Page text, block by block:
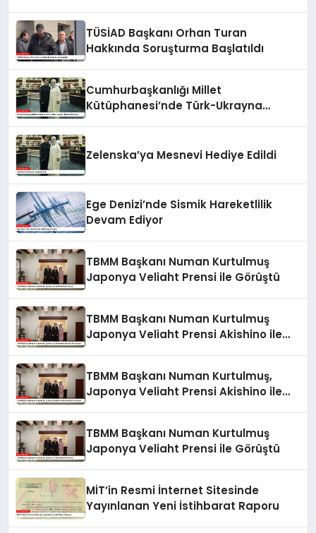
TÜSİAD Başkanı Orhan Turan
Hakkında Soruşturma Başlatıldı
Cumhurbaşkanlığı Millet
Kütüphanesi’nde Türk-Ukrayna
Zelenska’ya Mesnevi Hediye Edildi
Ege Denizi’nde Sismik Hareketlilik
Devam Ediyor
TBMM Başkanı Numan Kurtulmuş
Japonya Veliaht Prensi ile Görüştü
TBMM Başkanı Numan Kurtulmuş
Japonya Veliaht Prensi Akishino ile
TBMM Başkanı Numan Kurtulmuş,
Japonya Veliaht Prensi Akishino ile
TBMM Başkanı Numan Kurtulmuş
Japonya Veliaht Prensi ile Görüştü
MİT’in Resmi İnternet Sitesinde
Yayınlanan Yeni İstihbarat Raporu